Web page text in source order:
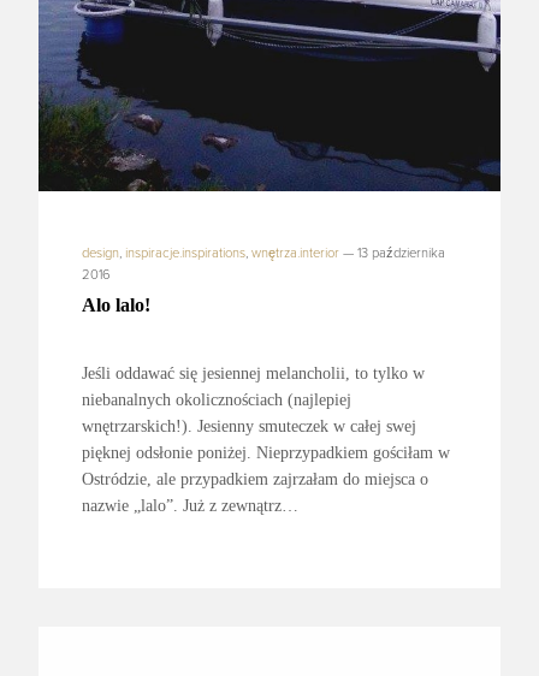
design, inspiracje.inspirations, wnętrza.interior — 13 października
2016
Alo lalo!
Jeśli oddawać się jesiennej melancholii, to tylko w
niebanalnych okolicznościach (najlepiej
wnętrzarskich!). Jesienny smuteczek w całej swej
pięknej odsłonie poniżej. Nieprzypadkiem gościłam w
Ostródzie, ale przypadkiem zajrzałam do miejsca o
nazwie „lalo”. Już z zewnątrz…